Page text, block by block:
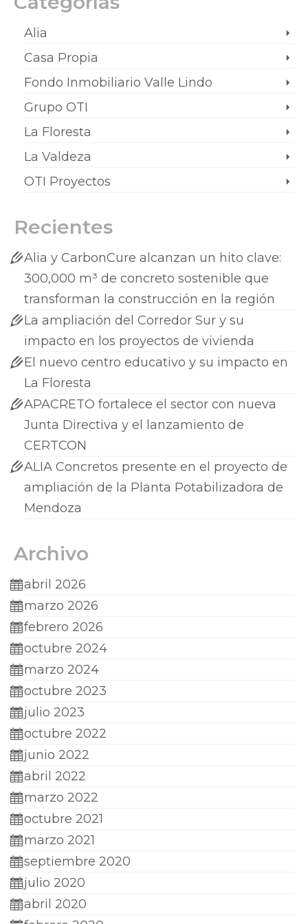
Alia
Casa Propia
Fondo Inmobiliario Valle Lindo
Grupo OTI
La Floresta
La Valdeza
OTI Proyectos
Recientes
Alia y CarbonCure alcanzan un hito clave:
300,000 m³ de concreto sostenible que
transforman la construcción en la región
La ampliación del Corredor Sur y su
impacto en los proyectos de vivienda
El nuevo centro educativo y su impacto en
La Floresta
APACRETO fortalece el sector con nueva
Junta Directiva y el lanzamiento de
CERTCON
ALIA Concretos presente en el proyecto de
ampliación de la Planta Potabilizadora de
Mendoza
Archivo
abril 2026
marzo 2026
febrero 2026
octubre 2024
marzo 2024
octubre 2023
julio 2023
octubre 2022
junio 2022
abril 2022
marzo 2022
octubre 2021
marzo 2021
septiembre 2020
julio 2020
abril 2020